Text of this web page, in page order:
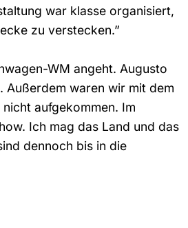
war klasse organisiert,
zu verstecken.”
WM angeht. Augusto
Außerdem waren wir mit dem
aufgekommen. Im
Ich mag das Land und das
dennoch bis in die